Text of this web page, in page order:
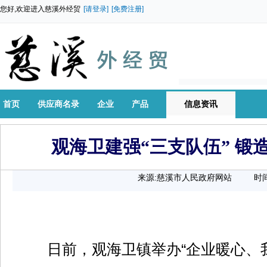
您好,欢迎进入慈溪外经贸 [请登录] [免费注册]
首页 供应商名录 企业 产品 信息资讯
观海卫建强“三支队伍” 锻
来源:慈溪市人民政府网站 时
日前，观海卫镇举办“企业暖心、